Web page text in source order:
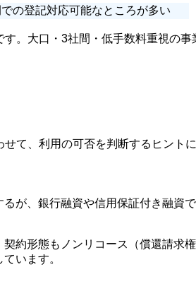
の登記対応可能なところが多い
。大口・3社間・低手数料重視の事
て、利用の可否を判断するヒントに
が、銀行融資や信用保証付き融資
約形態もノンリコース（償還請求
います。